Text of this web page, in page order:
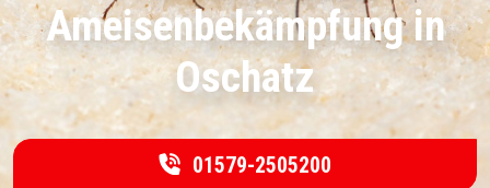
Ameisenbekämpfung in
Oschatz
01579-2505200